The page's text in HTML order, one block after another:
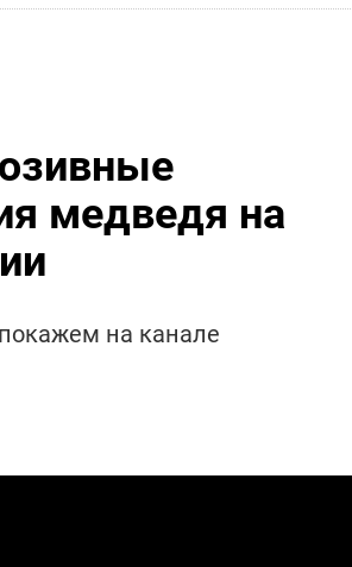
медведя на
на канале